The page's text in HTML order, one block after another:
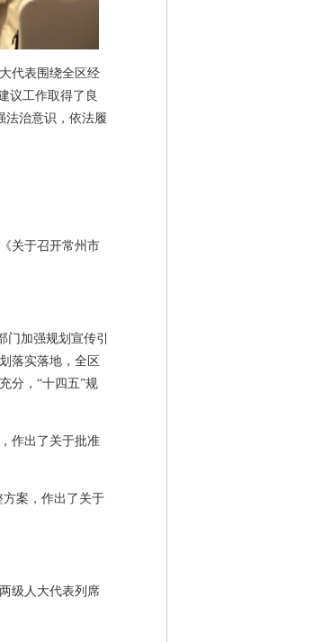
代表围绕全区经
议工作取得了良
法治意识，依法履
关于召开常州市
加强规划宣传引
落实落地，全区
分，“十四五”规
作出了关于批准
方案，作出了关于
级人大代表列席